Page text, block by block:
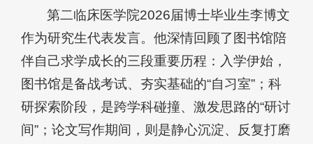
第二临床医学院2026届博士毕业生李博文
作为研究生代表发言。他深情回顾了图书馆陪
伴自己求学成长的三段重要历程：入学伊始，
图书馆是备战考试、夯实基础的“自习室”；科
研探索阶段，是跨学科碰撞、激发思路的“研讨
间”；论文写作期间，则是静心沉淀、反复打磨